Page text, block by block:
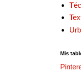
Mis